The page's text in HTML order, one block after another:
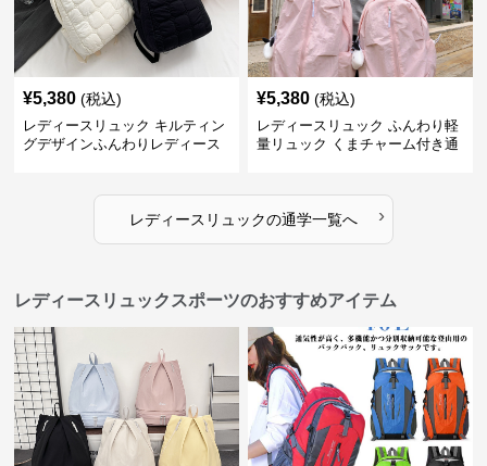
¥5,380 (税込)
レディースリュック キルティン
グデザインふんわりレディース
¥5,380 (税込)
レディースリュック ふんわり軽
量リュック くまチャーム付き通
レディースリュックの通学一覧へ ›
レディースリュックスポーツのおすすめアイテム